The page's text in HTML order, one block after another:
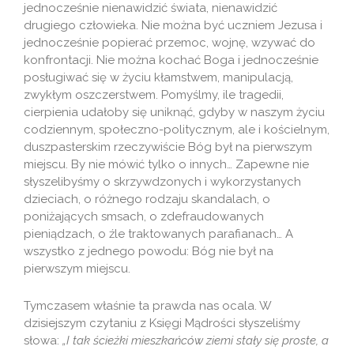
jednocześnie nienawidzić świata, nienawidzić
drugiego człowieka. Nie można być uczniem Jezusa i
jednocześnie popierać przemoc, wojnę, wzywać do
konfrontacji. Nie można kochać Boga i jednocześnie
posługiwać się w życiu kłamstwem, manipulacją,
zwykłym oszczerstwem. Pomyślmy, ile tragedii,
cierpienia udałoby się uniknąć, gdyby w naszym życiu
codziennym, społeczno-politycznym, ale i kościelnym,
duszpasterskim rzeczywiście Bóg był na pierwszym
miejscu. By nie mówić tylko o innych… Zapewne nie
słyszelibyśmy o skrzywdzonych i wykorzystanych
dzieciach, o różnego rodzaju skandalach, o
poniżających smsach, o zdefraudowanych
pieniądzach, o źle traktowanych parafianach… A
wszystko z jednego powodu: Bóg nie był na
pierwszym miejscu.
Tymczasem właśnie ta prawda nas ocala. W
dzisiejszym czytaniu z Księgi Mądrości słyszeliśmy
słowa: „I tak ścieżki mieszkańców ziemi stały się proste, a